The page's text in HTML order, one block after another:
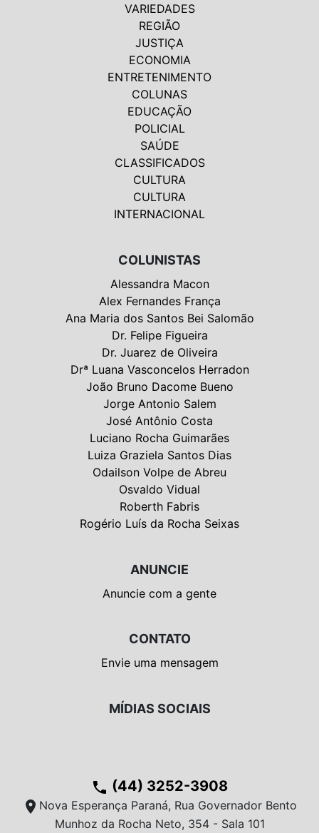
VARIEDADES
REGIÃO
JUSTIÇA
ECONOMIA
ENTRETENIMENTO
COLUNAS
EDUCAÇÃO
POLICIAL
SAÚDE
CLASSIFICADOS
CULTURA
CULTURA
INTERNACIONAL
COLUNISTAS
Alessandra Macon
Alex Fernandes França
Ana Maria dos Santos Bei Salomão
Dr. Felipe Figueira
Dr. Juarez de Oliveira
Drª Luana Vasconcelos Herradon
João Bruno Dacome Bueno
Jorge Antonio Salem
José Antônio Costa
Luciano Rocha Guimarães
Luiza Graziela Santos Dias
Odailson Volpe de Abreu
Osvaldo Vidual
Roberth Fabris
Rogério Luís da Rocha Seixas
ANUNCIE
Anuncie com a gente
CONTATO
Envie uma mensagem
MÍDIAS SOCIAIS
phone (44) 3252-3908
location_on Nova Esperança Paraná, Rua Governador Bento
Munhoz da Rocha Neto, 354 - Sala 101